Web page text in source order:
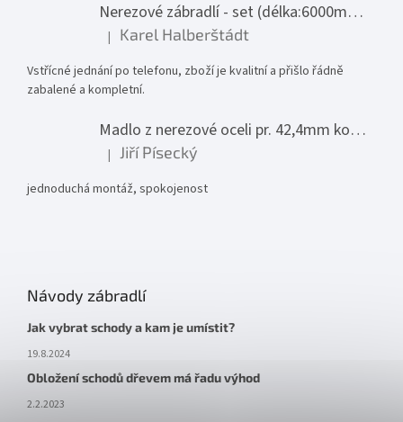
Nerezové zábradlí - set (délka:6000mm x výška:1000mm)
Hodnocení produktu je 5 z 5 hvězdiček.
| Karel Halberštádt
Vstřícné jednání po telefonu, zboží je kvalitní a přišlo řádně
zabalené a kompletní.
Madlo z nerezové oceli pr. 42,4mm komplet - model 0116 - 3000mm
Hodnocení produktu je 5 z 5 hvězdiček.
| Jiří Písecký
jednoduchá montáž, spokojenost
Návody zábradlí
Jak vybrat schody a kam je umístit?
19.8.2024
Obložení schodů dřevem má řadu výhod
2.2.2023